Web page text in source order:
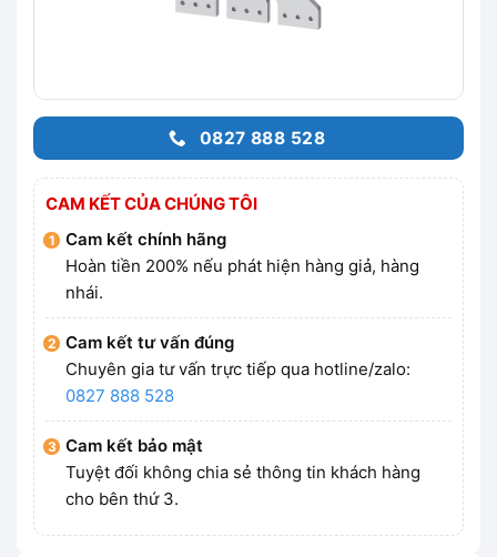
0827 888 528
CAM KẾT CỦA CHÚNG TÔI
Cam kết chính hãng
Hoàn tiền 200% nếu phát hiện hàng giả, hàng
nhái.
Cam kết tư vấn đúng
Chuyên gia tư vấn trực tiếp qua hotline/zalo:
0827 888 528
Cam kết bảo mật
Tuyệt đối không chia sẻ thông tin khách hàng
cho bên thứ 3.